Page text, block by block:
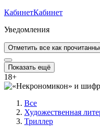
КабинетКабинет
Уведомления
Отметить все как
Показать ещё
18+
Все
Художественная
Триллер